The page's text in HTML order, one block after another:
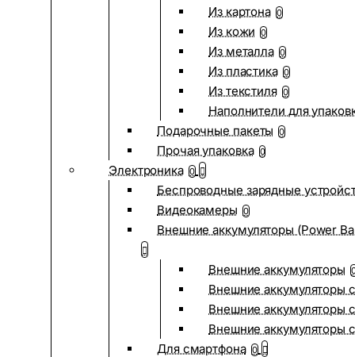
Из картона 0
Из кожи 0
Из металла 0
Из пластика 0
Из текстиля 0
Наполнители для
Подарочные пакеты 0
Прочая упаковка 0
Электроника 0
Беспроводные зарядные
Видеокамеры 0
Внешние аккумуляторы (Power
Внешние аккумуляторы
Внешние аккумуляторы
Внешние аккумуляторы
Внешние аккумуляторы
Для смартфона 0